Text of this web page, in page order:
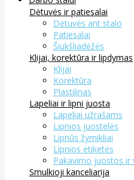
Dėtuvės ir patiesalai
Dėtuvės ant stalo
Patiesalai
Šiukšliadėžės
Klijai, korektūra ir lipdymas
Klijai
Korektūra
Plastilinas
Lapeliai ir lipni juosta
Lapeliai užrašams
Lipnios juostelės
Lipnūs žymikliai
Lipnios etiketės
Pakavimo juostos ir
Smulkioji kanceliarija